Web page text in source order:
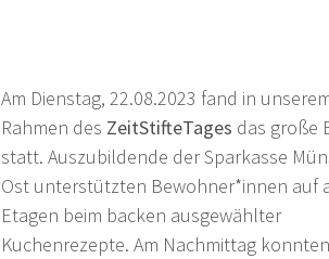
Am Dienstag, 22.08.2023 fand in
Rahmen des ZeitStifteTages das große
statt. Auszubildende der Sparkasse
Ost unterstützten Bewohner*innen auf
Etagen beim backen ausgewählter
Kuchenrezepte. Am Nachmittag